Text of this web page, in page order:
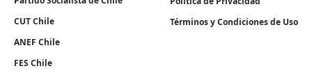
CUT Chile
ANEF Chile
FES Chile
Términos y Condiciones de Uso